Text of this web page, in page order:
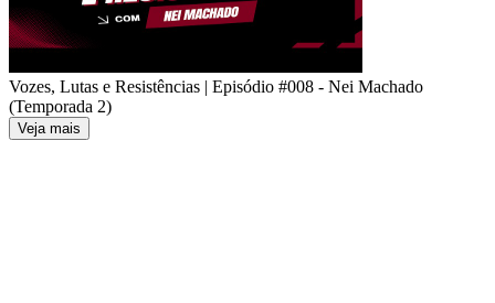
Vozes, Lutas e Resistências | Episódio #008 - Nei Machado
(Temporada 2)
Veja mais